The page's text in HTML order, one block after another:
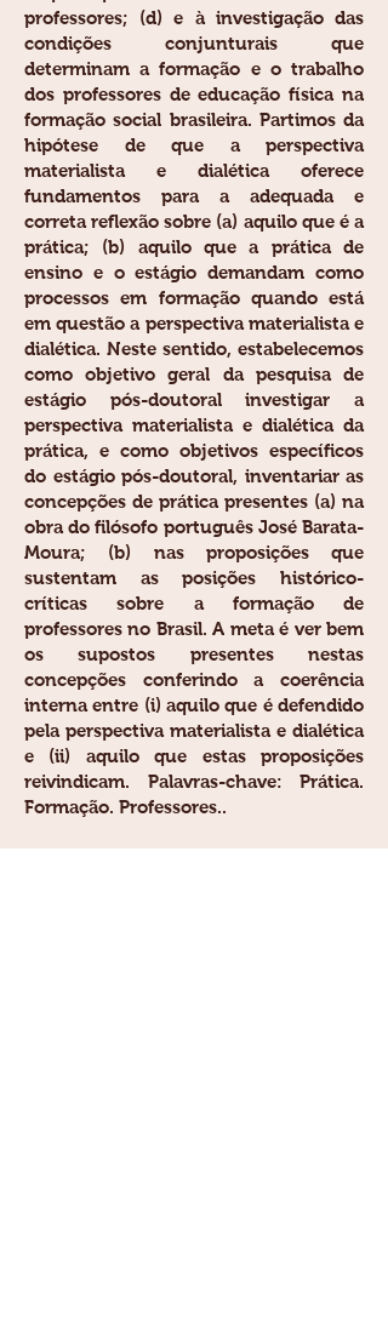
professores; (d) e à investigação das
condições conjunturais que
determinam a formação e o trabalho
dos professores de educação física na
formação social brasileira. Partimos da
hipótese de que a perspectiva
materialista e dialética oferece
fundamentos para a adequada e
correta reflexão sobre (a) aquilo que é a
prática; (b) aquilo que a prática de
ensino e o estágio demandam como
processos em formação quando está
em questão a perspectiva materialista e
dialética. Neste sentido, estabelecemos
como objetivo geral da pesquisa de
estágio pós-doutoral investigar a
perspectiva materialista e dialética da
prática, e como objetivos específicos
do estágio pós-doutoral, inventariar as
concepções de prática presentes (a) na
obra do filósofo português José Barata-
Moura; (b) nas proposições que
sustentam as posições histórico-
críticas sobre a formação de
professores no Brasil. A meta é ver bem
os supostos presentes nestas
concepções conferindo a coerência
interna entre (i) aquilo que é defendido
pela perspectiva materialista e dialética
e (ii) aquilo que estas proposições
reivindicam. Palavras-chave: Prática.
Formação. Professores..